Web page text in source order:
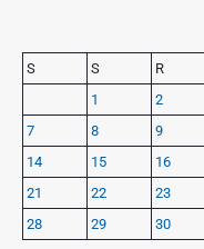
d
L
m
p
u
n
r
i
m
a
r
y
S
S S R
1
2
7
8 9
14
15 16
21
22 23
28
29 30